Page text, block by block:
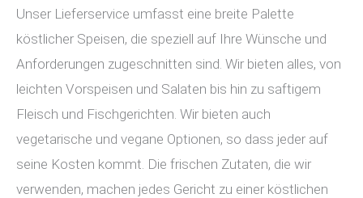
Unser Lieferservice umfasst eine breite Palette
köstlicher Speisen, die speziell auf Ihre Wünsche und
Anforderungen zugeschnitten sind. Wir bieten alles, von
leichten Vorspeisen und Salaten bis hin zu saftigem
Fleisch und Fischgerichten. Wir bieten auch
vegetarische und vegane Optionen, so dass jeder auf
seine Kosten kommt. Die frischen Zutaten, die wir
verwenden, machen jedes Gericht zu einer köstlichen